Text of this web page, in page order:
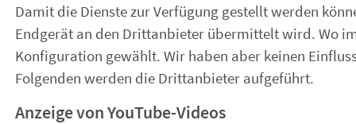
Damit die Dienste zur Verfügung gestellt werden
Endgerät an den Drittanbieter übermittelt wird. Wo
Konfiguration gewählt. Wir haben aber keinen
Folgenden werden die Drittanbieter aufgeführt.
Anzeige von YouTube-Videos